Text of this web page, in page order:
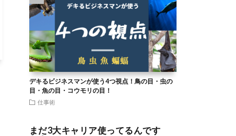
デキるビジネスマンが使う4つ視点！鳥の目・虫の
目・魚の目・コウモリの目！
仕事術
まだ3大キャリア使ってるんです